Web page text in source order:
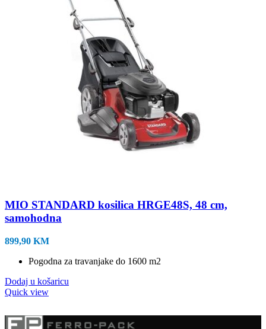
MIO STANDARD kosilica HRGE48S, 48 cm,
samohodna
899,90 KM
Pogodna za travanjake do 1600 m2
Dodaj u košaricu
Quick view